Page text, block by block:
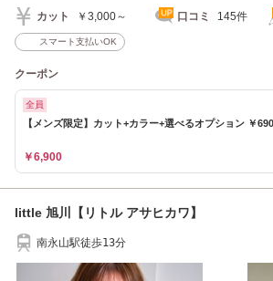
カット ￥3,000～ 口コミ 145件
スマート支払いOK
クーポン
全員
【メンズ限定】カット+カラー+選べるオプション ￥
￥6,900
little 旭川【リトル アサヒカワ】
南永山駅徒歩13分